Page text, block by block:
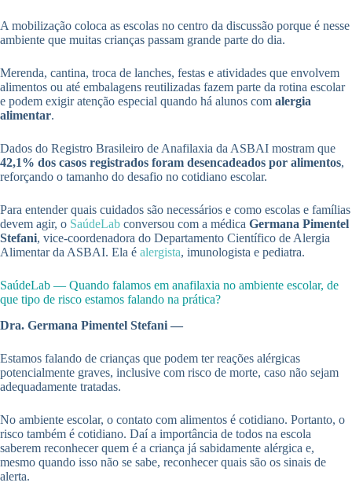
A mobilização coloca as escolas no centro da discussão porque é nesse
ambiente que muitas crianças passam grande parte do dia.
Merenda, cantina, troca de lanches, festas e atividades que envolvem
alimentos ou até embalagens reutilizadas fazem parte da rotina escolar
e podem exigir atenção especial quando há alunos com alergia
alimentar.
Dados do Registro Brasileiro de Anafilaxia da ASBAI mostram que
42,1% dos casos registrados foram desencadeados por alimentos,
reforçando o tamanho do desafio no cotidiano escolar.
Para entender quais cuidados são necessários e como escolas e famílias
devem agir, o SaúdeLab conversou com a médica Germana Pimentel
Stefani, vice-coordenadora do Departamento Científico de Alergia
Alimentar da ASBAI. Ela é alergista, imunologista e pediatra.
SaúdeLab — Quando falamos em anafilaxia no ambiente escolar, de
que tipo de risco estamos falando na prática?
Dra. Germana Pimentel Stefani —
Estamos falando de crianças que podem ter reações alérgicas
potencialmente graves, inclusive com risco de morte, caso não sejam
adequadamente tratadas.
No ambiente escolar, o contato com alimentos é cotidiano. Portanto, o
risco também é cotidiano. Daí a importância de todos na escola
saberem reconhecer quem é a criança já sabidamente alérgica e,
mesmo quando isso não se sabe, reconhecer quais são os sinais de
alerta.